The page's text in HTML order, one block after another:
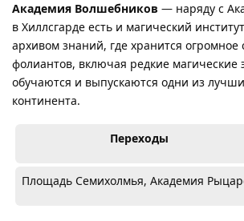
Академия Волшебников — наряду с
в Хиллсгарде есть и магический
архивом знаний, где хранится огромное
фолиантов, включая редкие магические
обучаются и выпускаются одни из
континента.
Переходы
Площадь Семихолмья, Академия